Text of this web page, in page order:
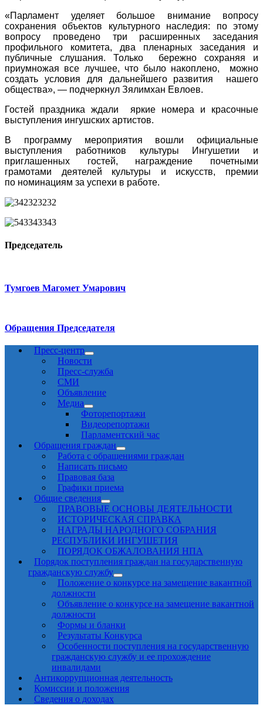
«Парламент уделяет большое внимание вопросу
сохранения объектов культурного наследия: по этому
вопросу проведено три расширенных заседания
профильного комитета, два пленарных заседания и
публичные слушания. Только бережно сохраняя и
приумножая все лучшее, что было накоплено, можно
создать условия для дальнейшего развития нашего
общества», — подчеркнул Зялимхан Евлоев.
Гостей праздника ждали яркие номера и красочные
выступления ингушских артистов.
В программу мероприятия вошли официальные
выступления работников культуры Ингушетии и
приглашенных гостей, награждение почетными
грамотами деятелей культуры и искусств, премии
по номинациям за успехи в работе.
Председатель
Тумгоев Магомет Умарович
Обращения Председателя
Пресс-центр
Новости
Пресс-служба
СМИ
Объявление
Медиа
Фоторепортажи
Видеорепортажи
Парламентский час
Обращения граждан
Работа с обращениями граждан
Написать письмо
Правовая база
Графики приема
Общие сведения
ПРАВОВЫЕ ОСНОВЫ ДЕЯТЕЛЬНОСТИ
ИСТОРИЧЕСКАЯ СПРАВКА
НАГРАДЫ НАРОДНОГО СОБРАНИЯ
РЕСПУБЛИКИ ИНГУШЕТИЯ
ПОРЯДОК ОБЖАЛОВАНИЯ НПА
Порядок поступления граждан на государственную
гражданскую службу
Положение о конкурсе на замещение вакантной
должности
Объявление о конкурсе на замещение вакантной
должности
Формы и бланки
Результаты Конкурса
Особенности поступления на государственную
гражданскую службу и ее прохождение
инвалидами
Антикоррупционная деятельность
Комиссии и положения
Сведения о доходах